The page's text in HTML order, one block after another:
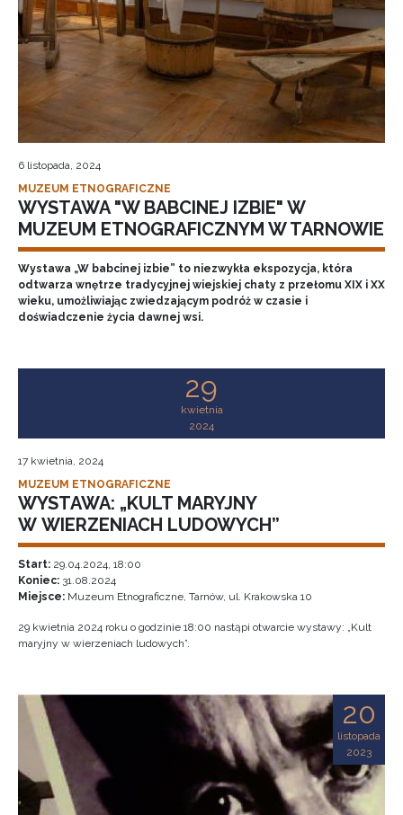
6 listopada, 2024
MUZEUM ETNOGRAFICZNE
WYSTAWA "W BABCINEJ IZBIE" W
MUZEUM ETNOGRAFICZNYM W TARNOWIE
Wystawa „W babcinej izbie” to niezwykła ekspozycja, która
odtwarza wnętrze tradycyjnej wiejskiej chaty z przełomu XIX i XX
wieku, umożliwiając zwiedzającym podróż w czasie i
doświadczenie życia dawnej wsi.
29
kwietnia
2024
17 kwietnia, 2024
MUZEUM ETNOGRAFICZNE
WYSTAWA: „KULT MARYJNY
W WIERZENIACH LUDOWYCH”
Start: 29.04.2024, 18:00
Koniec: 31.08.2024
Miejsce: Muzeum Etnograficzne, Tarnów, ul. Krakowska 10
29 kwietnia 2024 roku o godzinie 18:00 nastąpi otwarcie wystawy: „Kult
maryjny w wierzeniach ludowych”.
20
listopada
2023